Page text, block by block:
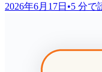
2026年6月17日 •5 分で